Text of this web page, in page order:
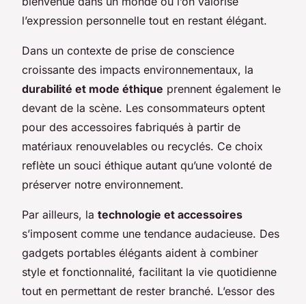
l’expression personnelle tout en restant élégant.
Dans un contexte de prise de conscience
croissante des impacts environnementaux, la
durabilité et mode éthique prennent également le
devant de la scène. Les consommateurs optent
pour des accessoires fabriqués à partir de
matériaux renouvelables ou recyclés. Ce choix
reflète un souci éthique autant qu’une volonté de
préserver notre environnement.
Par ailleurs, la technologie et accessoires
s’imposent comme une tendance audacieuse. Des
gadgets portables élégants aident à combiner
style et fonctionnalité, facilitant la vie quotidienne
tout en permettant de rester branché. L’essor des